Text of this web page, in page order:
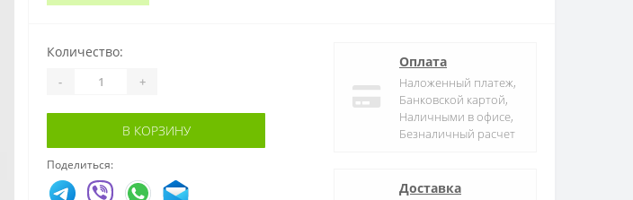
Количество:
- +
В КОРЗИНУ
Поделиться:
Оплата
Наложенный платеж,
Банковской картой,
Наличными в офисе,
Безналичный расчет
Доставка